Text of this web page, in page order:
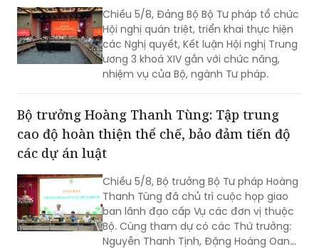
Chiều 5/8, Đảng Bộ Bộ Tư pháp tổ chức
Hội nghị quán triệt, triển khai thực hiện
các Nghị quyết, Kết luận Hội nghị Trung
ương 3 khoá XIV gắn với chức năng,
nhiệm vụ của Bộ, ngành Tư pháp.
Bộ trưởng Hoàng Thanh Tùng: Tập trung
cao độ hoàn thiện thể chế, bảo đảm tiến độ
các dự án luật
Chiều 5/8, Bộ trưởng Bộ Tư pháp Hoàng
Thanh Tùng đã chủ trì cuộc họp giao
ban lãnh đạo cấp Vụ các đơn vị thuộc
Bộ. Cùng tham dự có các Thứ trưởng:
Nguyễn Thanh Tịnh, Đặng Hoàng Oanh,